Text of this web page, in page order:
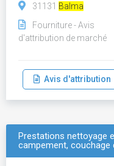
31131 Balma
Fourniture - Avis
d'attribution de marché
Avis d'attribution
Prestations nettoyage
campement,